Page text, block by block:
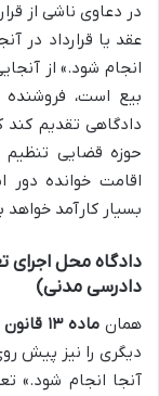
در دعاوی ناشی از
عقد یا قرارداد در
انجام شود.» از
بیع است، فروشنده
دادگاهی تقدیم کند
حوزه قضایی
اقامت خوانده دور
بسیار کارآمد خواهد
دادرسی مدنی)
همان ماده ۱۳ قانون آیین دادرسی مدنی
دیگری را نیز پیش
آنجا انجام شود.»